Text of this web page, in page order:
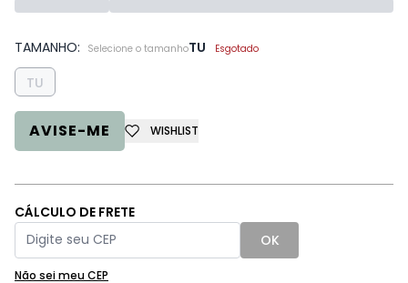
TAMANHO: Selecione o tamanhoTU Esgotado
TU
AVISE-ME WISHLIST
CÁLCULO DE FRETE
OK
Não sei meu CEP